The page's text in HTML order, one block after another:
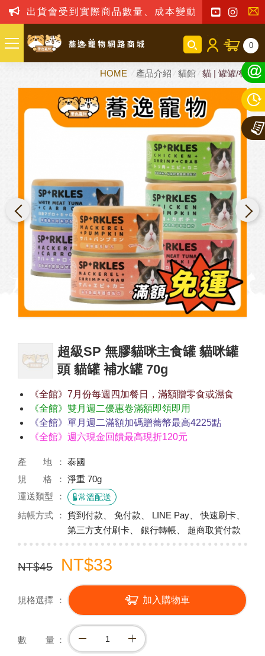
出貨會受到實際商品數量、成本變動之影響，我
聯
我
們
0
HOME 產品介紹 貓館 貓 | 罐罐/餐包
超級SP 無膠貓咪主食罐 貓咪罐
頭 貓罐 補水罐 70g
《全館》7月份每週四加餐日，滿額贈零食或濕食
《全館》雙月週二優惠卷滿額即領即用
《全館》單月週二滿額加碼贈蕎幣最高4225點
《全館》週六現金回饋最高現折120元
產 地
泰國
規 格
淨重 70g
運送類型
常溫配送
結帳方式
貨到付款、 免付款、 LINE Pay、 快速刷卡、
第三方支付刷卡、 銀行轉帳、 超商取貨付款
NT$45 NT$33
規格選擇 加入購物車
數 量